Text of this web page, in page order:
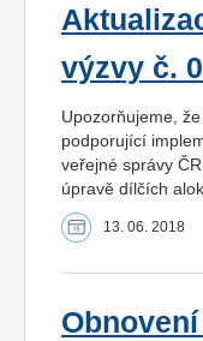
výzvy č.
Upozorňujeme,
podporující
veřejné správy
úpravě dílčích
13. 06. 2018